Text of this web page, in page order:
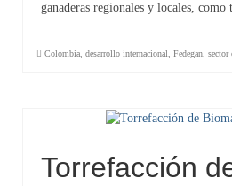
ganaderas regionales y locales,
Colombia, desarrollo internacional, Fedegan, sector
Torrefacción